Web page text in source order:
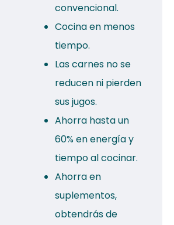
convencional.
Cocina en menos
tiempo.
Las carnes no se
reducen ni pierden
sus jugos.
Ahorra hasta un
60% en energía y
tiempo al cocinar.
Ahorra en
suplementos,
obtendrás de